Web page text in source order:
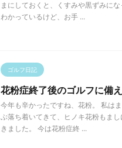
まにしておくと、くすみや黒ずみに
わかっているけど、お手 ...
ゴルフ日記
花粉症終了後のゴルフに備え
今年も辛かったですね、花粉。 私は
ぶ落ち着いてきて、ヒノキ花粉もま
きました。 今は花粉症終 ...